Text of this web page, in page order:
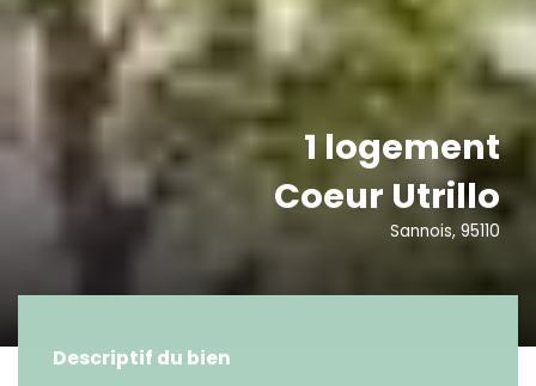
1 logement
Coeur Utrillo
Sannois, 95110
Descriptif du bien